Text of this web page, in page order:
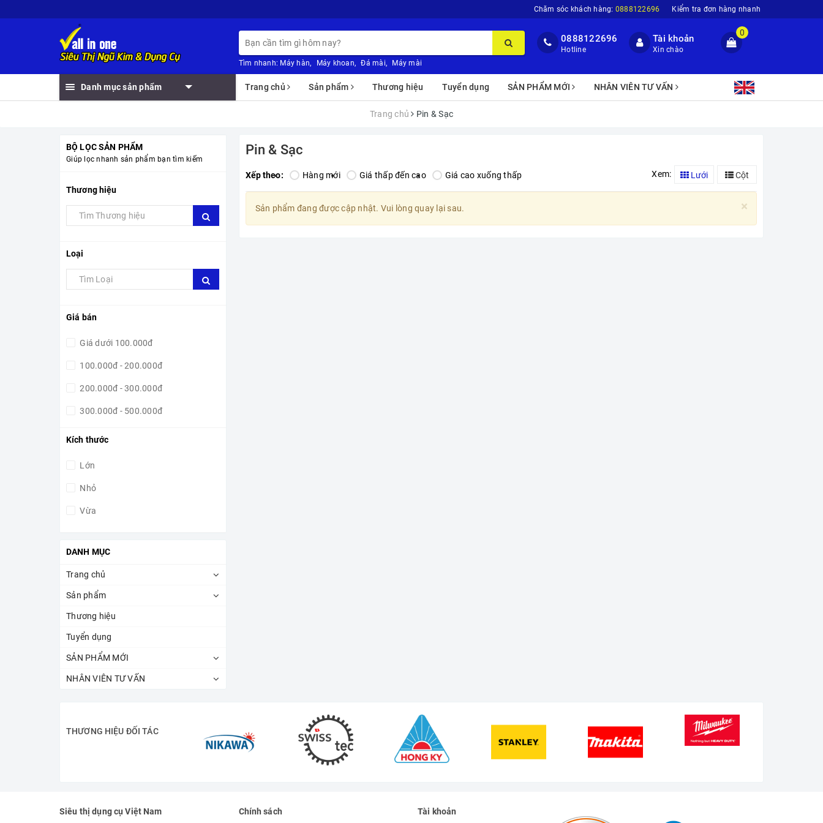
Chăm sóc khách hàng: 0888122696 Kiểm tra đơn hàng nhanh
Tìm nhanh: Máy hàn, Máy khoan, Đá mài, Máy mài
0888122696
Hotline
Tài khoản
Xin chào
0
Danh mục sản phẩm Trang chủ Sản phẩm Thương hiệu Tuyển dụng SẢN PHẨM MỚI NHÂN VIÊN TƯ VẤN
Trang chủ Pin & Sạc
BỘ LỌC SẢN PHẨM
Giúp lọc nhanh sản phẩm bạn tìm kiếm
Thương hiệu
Loại
Giá bán
Giá dưới 100.000đ
100.000đ - 200.000đ
200.000đ - 300.000đ
300.000đ - 500.000đ
500.000đ - 1.000.000đ
Kích thước
Lớn
Nhỏ
Vừa
DANH MỤC
Trang chủ
Sản phẩm
Thương hiệu
Tuyển dụng
SẢN PHẨM MỚI
NHÂN VIÊN TƯ VẤN
Pin & Sạc
Xếp theo: Hàng mới Giá thấp đến cao Giá cao xuống thấp Xem: Lưới Cột
×
Sản phẩm đang được cập nhật. Vui lòng quay lại sau.
THƯƠNG HIỆU ĐỐI TÁC
Siêu thị dụng cụ Việt Nam Chính sách Tài khoản